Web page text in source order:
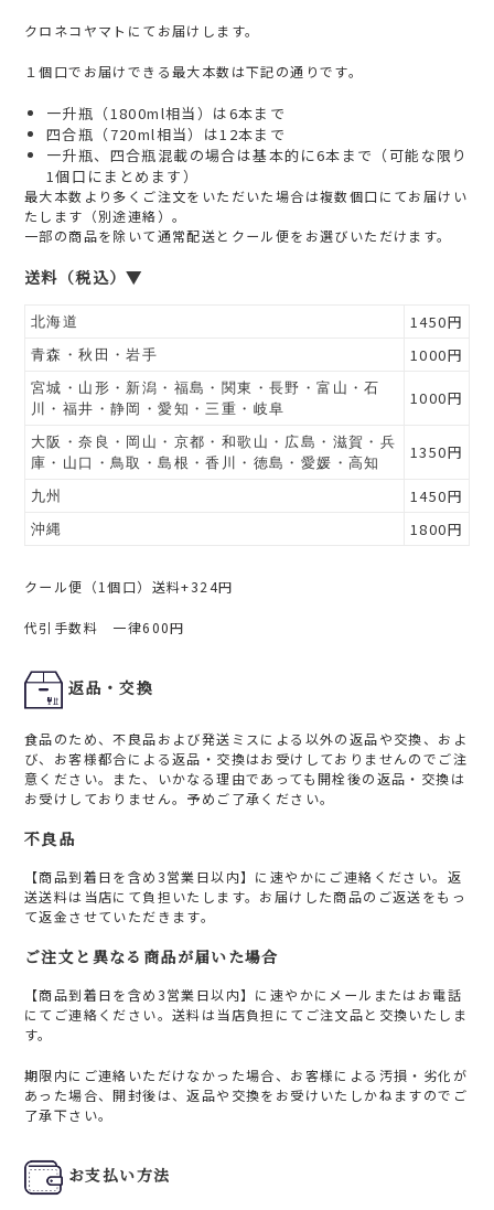
クロネコヤマトにてお届けします。
１個口でお届けできる最大本数は下記の通りです。
一升瓶（1800ml相当）は6本まで
四合瓶（720ml相当）は12本まで
一升瓶、四合瓶混載の場合は基本的に6本まで（可能な限り
1個口にまとめます）
最大本数より多くご注文をいただいた場合は複数個口にてお届けい
たします（別途連絡）。
一部の商品を除いて通常配送とクール便をお選びいただけます。
送料（税込）▼
北海道 1450円
青森・秋田・岩手 1000円
宮城・山形・新潟・福島・関東・長野・富山・石
川・福井・静岡・愛知・三重・岐阜
1000円
大阪・奈良・岡山・京都・和歌山・広島・滋賀・兵
庫・山口・鳥取・島根・香川・徳島・愛媛・高知
1350円
九州 1450円
沖縄 1800円
クール便（1個口）送料+324円
代引手数料 一律600円
返品・交換
食品のため、不良品および発送ミスによる以外の返品や交換、およ
び、お客様都合による返品・交換はお受けしておりませんのでご注
意ください。また、いかなる理由であっても開栓後の返品・交換は
お受けしておりません。予めご了承ください。
不良品
【商品到着日を含め3営業日以内】に速やかにご連絡ください。返
送送料は当店にて負担いたします。お届けした商品のご返送をもっ
て返金させていただきます。
ご注文と異なる商品が届いた場合
【商品到着日を含め3営業日以内】に速やかにメールまたはお電話
にてご連絡ください。送料は当店負担にてご注文品と交換いたしま
す。
期限内にご連絡いただけなかった場合、お客様による汚損・劣化が
あった場合、開封後は、返品や交換をお受けいたしかねますのでご
了承下さい。
お支払い方法